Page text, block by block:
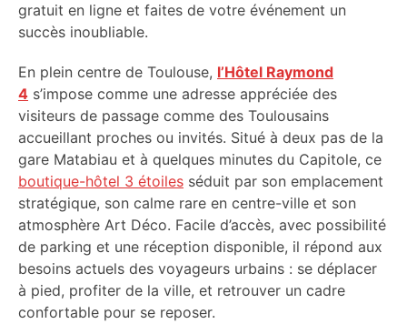
gratuit en ligne et faites de votre événement un
succès inoubliable.
En plein centre de Toulouse, l’Hôtel Raymond
4 s’impose comme une adresse appréciée des
visiteurs de passage comme des Toulousains
accueillant proches ou invités. Situé à deux pas de la
gare Matabiau et à quelques minutes du Capitole, ce
boutique-hôtel 3 étoiles séduit par son emplacement
stratégique, son calme rare en centre-ville et son
atmosphère Art Déco. Facile d’accès, avec possibilité
de parking et une réception disponible, il répond aux
besoins actuels des voyageurs urbains : se déplacer
à pied, profiter de la ville, et retrouver un cadre
confortable pour se reposer.